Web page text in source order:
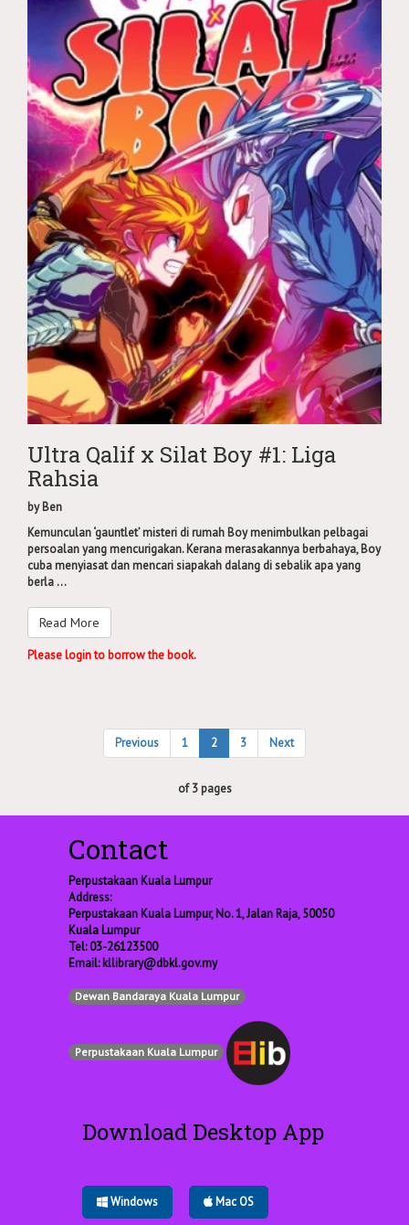
Ultra Qalif x Silat Boy #1: Liga
Rahsia
byBen
Kemunculan ‘gauntlet’ misteri di rumah Boy menimbulkan pelbagai
persoalan yang mencurigakan. Kerana merasakannya berbahaya, Boy
cuba menyiasat dan mencari siapakah dalang di sebalik apa yang
berla ...
Read More
Please login to borrow the book.
Previous 1 2 3 Next
of 3 pages
Contact
Perpustakaan Kuala Lumpur
Address:
Perpustakaan Kuala Lumpur, No. 1, Jalan Raja, 50050
Kuala Lumpur
Tel: 03-26123500
Email:kllibrary@dbkl.gov.my
Dewan Bandaraya Kuala Lumpur
Perpustakaan Kuala Lumpur
Download Desktop App
Windows Mac OS